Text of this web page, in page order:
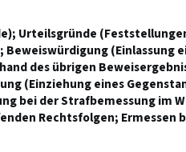
Urteilsgründe
(Einlassung
des übrigen
(Einziehung eines
bei der Strafbemessung im
Rechtsfolgen; Ermessen